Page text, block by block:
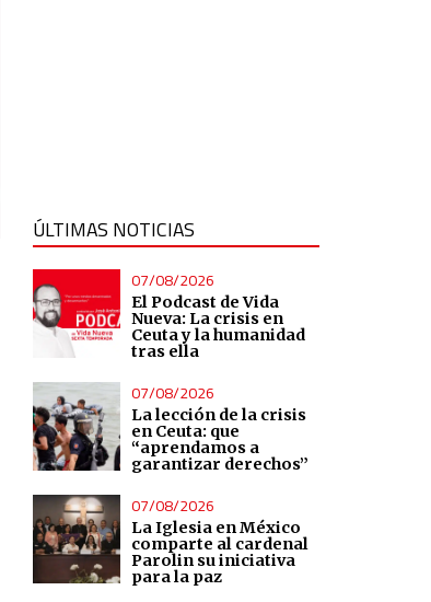
ÚLTIMAS NOTICIAS
07/08/2026
El Podcast de Vida
Nueva: La crisis en
Ceuta y la humanidad
tras ella
07/08/2026
La lección de la crisis
en Ceuta: que
“aprendamos a
garantizar derechos”
07/08/2026
La Iglesia en México
comparte al cardenal
Parolin su iniciativa
para la paz